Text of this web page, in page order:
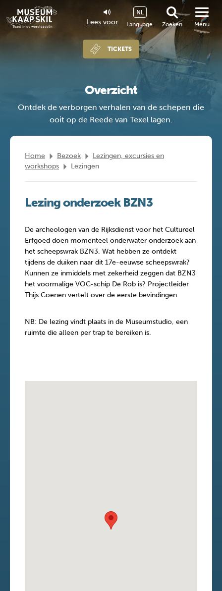
Lees voor Language
NL
Zoeken
TICKETS
Menu
Overzicht
Ontdek de verborgen verhalen van de schepen die
ooit op de Reede van Texel lagen.
Home Bezoek
Lezingen, excursies en
workshops
Lezingen
Lezing onderzoek BZN3
De archeologen van de Rijksdienst voor het Cultureel
Erfgoed doen momenteel onderwater onderzoek aan
het scheepswrak BZN3. Wat hebben ze ontdekt
tijdens de duiken naar dit 17e-eeuwse scheepswrak?
Kunnen ze inmiddels met zekerheid zeggen dat BZN3
het voormalige VOC-schip De Rob is? Projectleider
Thijs Coenen vertelt over de eerste bevindingen.
NB: De lezing vindt plaats in de Museumstudio, een
ruimte die alleen per trap te bereiken is.